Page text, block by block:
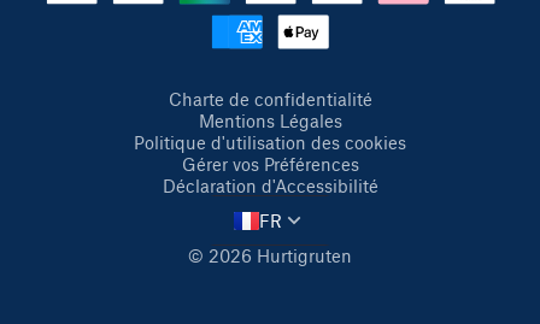
Charte de confidentialité
Mentions Légales
Politique d'utilisation des cookies
Gérer vos Préférences
Déclaration d'Accessibilité
© 2026 Hurtigruten
FR